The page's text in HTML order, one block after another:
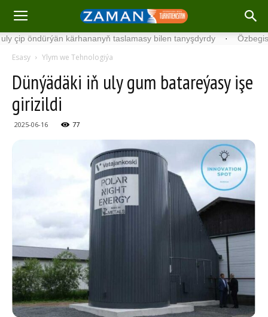
kärhananyň taslamasy bilen tanyşdyrdy · Özbegistanda
Esasy Ylym we Tehnologiýa
Dünýädäki iň uly gum batareýasy işe
girizildi
2025-06-16 77